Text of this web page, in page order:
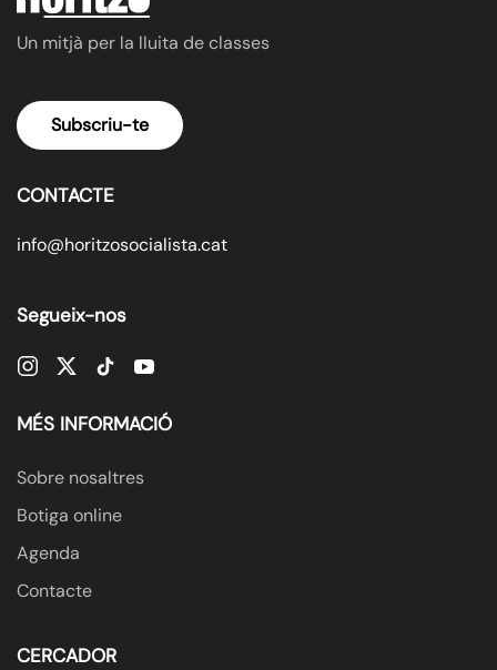
Un mitjà per la lluita de classes
Subscriu-te
CONTACTE
info@horitzosocialista.cat
Segueix-nos
MÉS INFORMACIÓ
Sobre nosaltres
Botiga online
Agenda
Contacte
CERCADOR